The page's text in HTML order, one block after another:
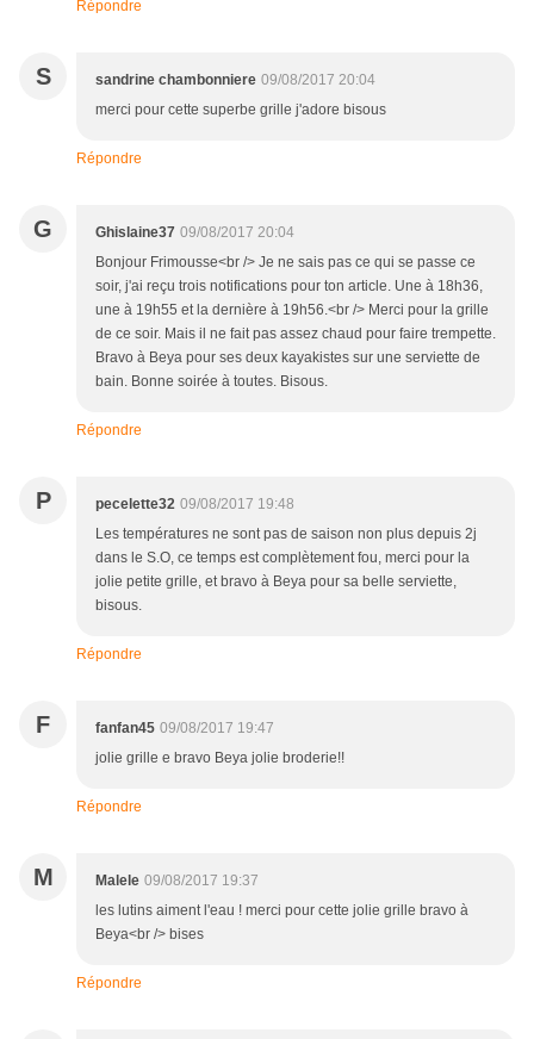
Répondre
S sandrine chambonniere 09/08/2017 20:04
merci pour cette superbe grille j'adore bisous
Répondre
G Ghislaine37 09/08/2017 20:04
Bonjour Frimousse<br /> Je ne sais pas ce qui se passe ce
soir, j'ai reçu trois notifications pour ton article. Une à 18h36,
une à 19h55 et la dernière à 19h56.<br /> Merci pour la grille
de ce soir. Mais il ne fait pas assez chaud pour faire trempette.
Bravo à Beya pour ses deux kayakistes sur une serviette de
bain. Bonne soirée à toutes. Bisous.
Répondre
P pecelette32 09/08/2017 19:48
Les températures ne sont pas de saison non plus depuis 2j
dans le S.O, ce temps est complètement fou, merci pour la
jolie petite grille, et bravo à Beya pour sa belle serviette,
bisous.
Répondre
F fanfan45 09/08/2017 19:47
jolie grille e bravo Beya jolie broderie!!
Répondre
M Malele 09/08/2017 19:37
les lutins aiment l'eau ! merci pour cette jolie grille bravo à
Beya<br /> bises
Répondre